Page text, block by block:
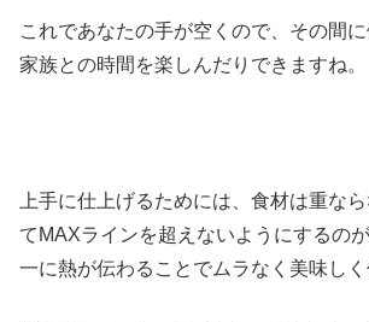
これであなたの手が空くので、その間
家族との時間を楽しんだりできますね。
上手に仕上げるためには、食材は重な
てMAXラインを超えないようにするの
一に熱が伝わることでムラなく美味しく